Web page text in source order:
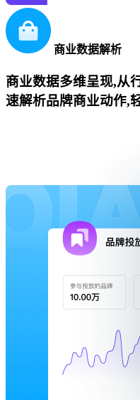
商业数据解析
商业数据多维呈现,从
速解析品牌商业动作,